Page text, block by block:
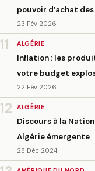
pouvoir d’achat
23 Fév 2026
11 ALGÉRIE
Inflation : les
votre budget
22 Fév 2026
12 ALGÉRIE
Discours à la
Algérie émergente
28 Déc 2024